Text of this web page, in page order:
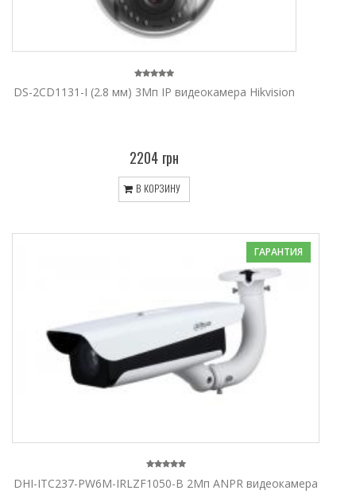
DS-2CD1131-I (2.8 мм) 3Мп IP видеокамера Hikvision
2204 грн
В КОРЗИНУ
ГАРАНТИЯ
DHI-ITC237-PW6M-IRLZF1050-B 2Мп ANPR видеокамера